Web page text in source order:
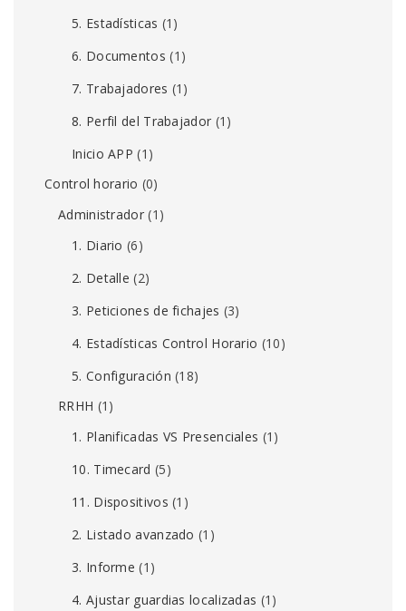
5. Estadísticas (1)
6. Documentos (1)
7. Trabajadores (1)
8. Perfil del Trabajador (1)
Inicio APP (1)
Control horario (0)
Administrador(1)
1. Diario (6)
2. Detalle (2)
3. Peticiones de fichajes (3)
4. Estadísticas Control Horario (10)
5. Configuración (18)
RRHH (1)
1. Planificadas VS Presenciales (1)
10. Timecard (5)
11. Dispositivos (1)
2. Listado avanzado (1)
3. Informe (1)
4. Ajustar guardias localizadas (1)